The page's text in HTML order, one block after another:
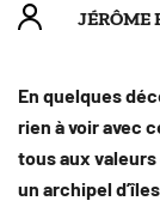
JÉRÔME
En quelques
rien à voir avec
tous aux valeurs
un archipel